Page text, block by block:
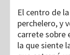
El centro de
perchelero, y
carrete sobre
la que siente